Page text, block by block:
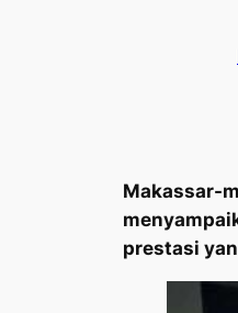
Makassar-
prestasi